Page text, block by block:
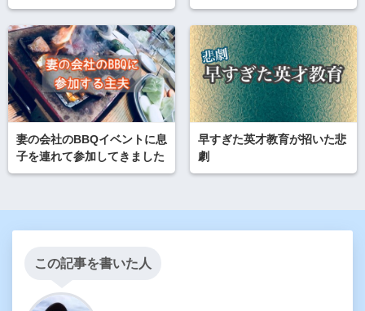
妻の会社のBBQイベントに息
子を連れて参加してきました
早すぎた英才教育が招いた悲
劇
この記事を書いた人